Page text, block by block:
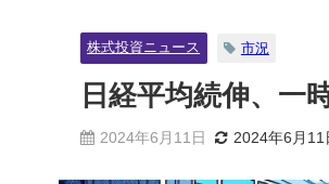
株式投資ニュース 市況
日経平均続伸、一
2024年6月11日 2024年6月11